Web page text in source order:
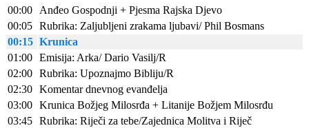
00:00
Anđeo Gospodnji + Pjesma Rajska Djevo
00:05 Rubrika: Zaljubljeni zrakama ljubavi/ Phil Bosmans
00:15 Krunica
01:00 Emisija: Arka/ Dario Vasilj/R
02:00 Rubrika: Upoznajmo Bibliju/R
02:30 Komentar dnevnog evanđelja
03:00 Krunica Božjeg Milosrđa + Litanije Božjem Milosrđu
03:45 Rubrika: Riječi za tebe/Zajednica Molitva i Riječ